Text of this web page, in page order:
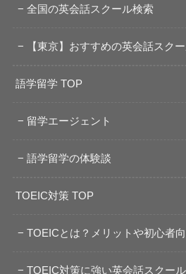
全国の英会話スクール検索
【東京】おすすめの英会話スク
語学留学 TOP
留学エージェント
語学留学の体験談
TOEIC対策 TOP
TOEICとは？メリットや初心者
TOEIC対策に強い英会話スクール